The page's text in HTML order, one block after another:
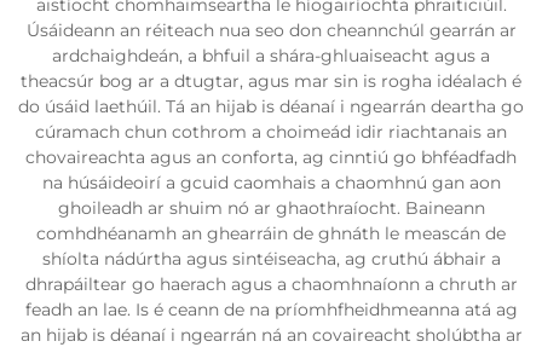
aistíocht chomhaimseartha le híogairíochta phraiticiúil.
Úsáideann an réiteach nua seo don cheannchúl gearrán ar
ardchaighdeán, a bhfuil a shára-ghluaiseacht agus a
theacsúr bog ar a dtugtar, agus mar sin is rogha idéalach é
do úsáid laethúil. Tá an hijab is déanaí i ngearrán deartha go
cúramach chun cothrom a choimeád idir riachtanais an
chovaireachta agus an conforta, ag cinntiú go bhféadfadh
na húsáideoirí a gcuid caomhais a chaomhnú gan aon
ghoileadh ar shuim nó ar ghaothraíocht. Baineann
comhdhéanamh an ghearráin de ghnáth le meascán de
shíolta nádúrtha agus sintéiseacha, ag cruthú ábhair a
dhrapáiltear go haerach agus a chaomhnaíonn a chruth ar
feadh an lae. Is é ceann de na príomhfheidhmeanna atá ag
an hijab is déanaí i ngearrán ná an covaireacht sholúbtha ar